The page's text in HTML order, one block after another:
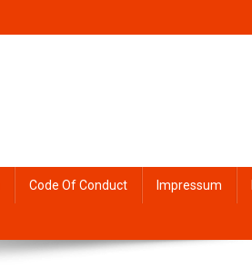
Code Of Conduct Impressum